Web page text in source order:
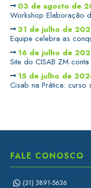
03 de agosto de
Workshop Elaboração
31 de julho de
Equipe celebra as
16 de julho de
Site do CISAB ZM
15 de julho de
Cisab na Prática: curso
FALE CONOSCO
(31) 3891-5636